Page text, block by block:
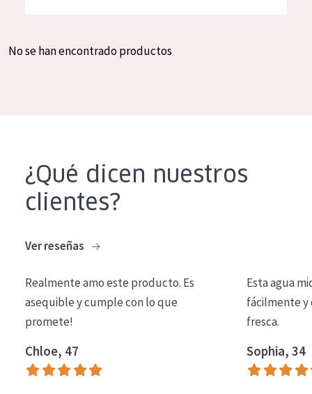
Crema de día
Crema de noche
Limpieza
COLECCIÓN
Essentials
Lift+
Spanish
No se han encontrado productos
¿Qué dicen nuestros
clientes?
Ver reseñas
Realmente amo este producto. Es
asequible y cumple con lo que
promete!
Chloe, 47
Esta agua
fácilmente y
fresca.
Sophia, 34